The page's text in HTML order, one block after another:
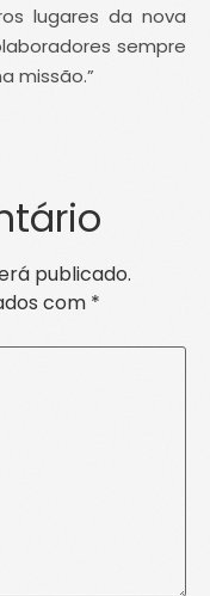
lugares da nova
sempre
missão.”
publicado.
com *